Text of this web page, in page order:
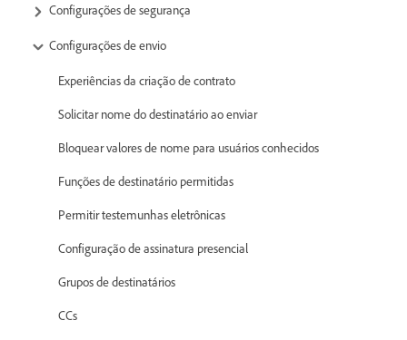
Configurações de segurança
Configurações de envio
Experiências da criação de contrato
Solicitar nome do destinatário ao enviar
Bloquear valores de nome para usuários conhecidos
Funções de destinatário permitidas
Permitir testemunhas eletrônicas
Configuração de assinatura presencial
Grupos de destinatários
CCs